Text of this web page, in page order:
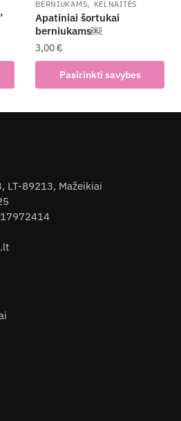
page
BERNIUKAMS, KELNAITĖS
Apatiniai šortukai
berniukams￼
3,00€
Pasirinkti savybes
product
may
chosen
LT-89213, Mažeikiai